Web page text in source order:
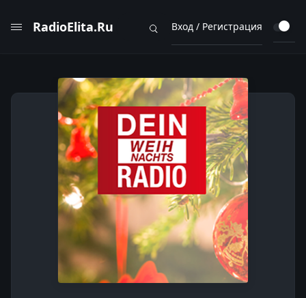
RadioElita.Ru Вход / Регистрация